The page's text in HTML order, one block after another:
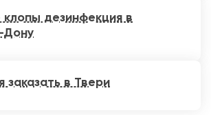
дезинфекция в
Дону
заказать в Твери